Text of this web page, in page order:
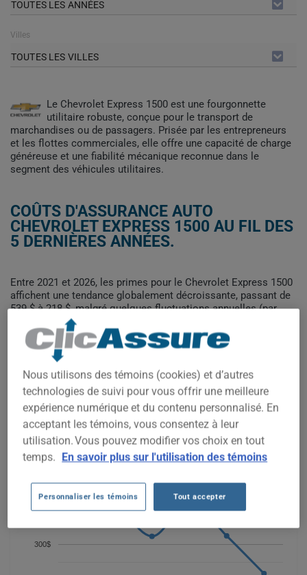
TOUTES LES ANNÉES
Villes
TOUTES LES VILLES
Le Chevrolet Express 1500 est une fourgonnette
utilitaire robuste, conçue pour le transport de
marchandises ou de passagers. Prisée par les entrepreneurs
et les flottes commerciales, elle offre une capacité de charge
généreuse et une fiabilité mécanique reconnue dans le
segment des véhicules utilitaires.
COÛTS D'ASSURANCE AUTO
CHEVROLET EXPRESS 1500 AU FIL DES
5 DERNIÈRES ANNÉES.
Entre 2021 et 2026, les primes pour le Chevrolet Express 1500
affichent une tendance globalement décroissante, passant de
539 $ à 218 $, malgré quelques fluctuations annuelles (par
exemple une remontée à 421 $ en 2024). Cette baisse générale
peut refléter une évolution du profil de risque associé à ce
véhicule utilitaire.
Pour trouver la meilleur assurance pour votre véhicule
CHEVROLET EXPRESS 1500, il est plus important que jamais
de comparer les options disponibles.
300$
400$
600$
Nous utilisons des témoins (cookies) et d’autres
technologies de suivi pour vous offrir une meilleure
expérience numérique et du contenu personnalisé. En
acceptant les témoins, vous consentez à leur
utilisation. Vous pouvez modifier vos choix en tout
temps. En savoir plus sur l'utilisation des témoins
Personnaliser les témoins Tout accepter